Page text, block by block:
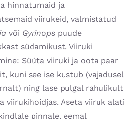
hinnatumaid ja
viirukeid, valmistatud
või Gyrinopspuude
südamikust. Viiruki
Süüta viiruki ja oota paar
kuni see ise kustub (vajadusel
ning lase pulgal rahulikult
viirukihoidjas. Aseta viiruk alati
pinnale, eemal